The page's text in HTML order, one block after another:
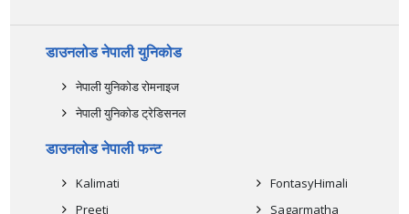
डाउनलोड नेपाली युनिकोड
नेपाली युनिकोड रोमनाइज
नेपाली युनिकोड ट्रेडिसनल
डाउनलोड नेपाली फन्ट
Kalimati
Preeti
FontasyHimali
Sagarmatha